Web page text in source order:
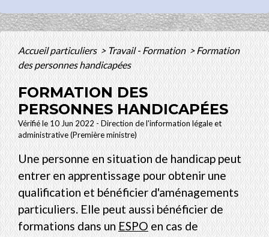
Accueil particuliers>Travail - Formation > Formation
des personnes handicapées
FORMATION DES
PERSONNES HANDICAPÉES
Vérifié le 10 Jun 2022 - Direction de l'information légale et
administrative (Première ministre)
Une personne en situation de handicap peut
entrer en apprentissage pour obtenir une
qualification et bénéficier d'aménagements
particuliers. Elle peut aussi bénéficier de
formations dans unESPO en cas de